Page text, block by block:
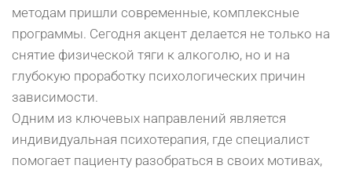
методам пришли современные, комплексные
программы. Сегодня акцент делается не только на
снятие физической тяги к алкоголю, но и на
глубокую проработку психологических причин
зависимости.
Одним из ключевых направлений является
индивидуальная психотерапия, где специалист
помогает пациенту разобраться в своих мотивах,